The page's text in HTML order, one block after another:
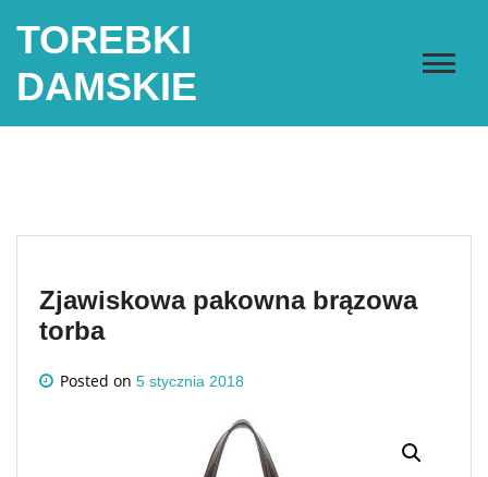
TOREBKI
DAMSKIE
Zjawiskowa pakowna brązowa
torba
Posted on 5 stycznia 2018